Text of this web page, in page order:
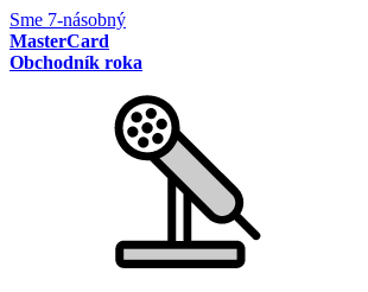
Sme 7-násobný
MasterCard
Obchodník roka